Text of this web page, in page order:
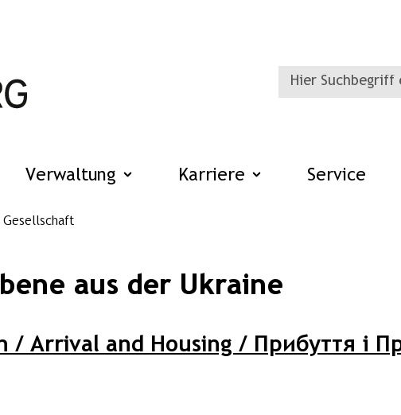
Verwaltung Karriere Service
Gesellschaft
aus der Ukraine
/ Arrival and Housing / Прибуття і